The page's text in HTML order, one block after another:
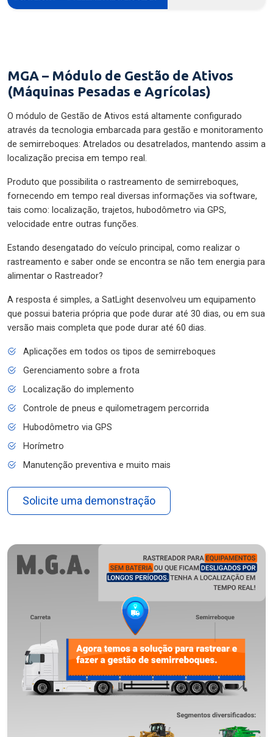
MGA – Módulo de Gestão de Ativos
(Máquinas Pesadas e Agrícolas)
O módulo de Gestão de Ativos está altamente configurado
através da tecnologia embarcada para gestão e monitoramento
de semirreboques: Atrelados ou desatrelados, mantendo assim a
localização precisa em tempo real.
Produto que possibilita o rastreamento de semirreboques,
fornecendo em tempo real diversas informações via software,
tais como: localização, trajetos, hubodômetro via GPS,
velocidade entre outras funções.
Estando desengatado do veículo principal, como realizar o
rastreamento e saber onde se encontra se não tem energia para
alimentar o Rastreador?
A resposta é simples, a SatLight desenvolveu um equipamento
que possui bateria própria que pode durar até 30 dias, ou em sua
versão mais completa que pode durar até 60 dias.
Aplicações em todos os tipos de semirreboques
Gerenciamento sobre a frota
Localização do implemento
Controle de pneus e quilometragem percorrida
Hubodômetro via GPS
Horímetro
Manutenção preventiva e muito mais
Solicite uma demonstração